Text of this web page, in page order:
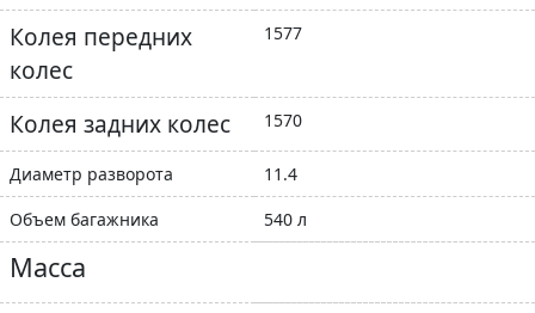
Колея передних
колес
1577
Колея задних колес 1570
Диаметр разворота
11.4
Объем багажника
540 л
Масса